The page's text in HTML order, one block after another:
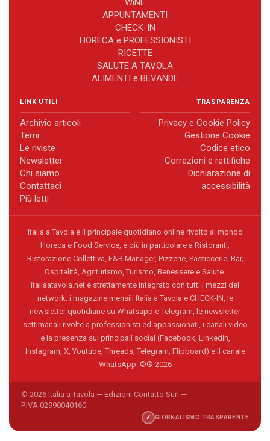
WiNE
APPUNTAMENTI
CHECK-IN
HORECA e PROFESSIONISTI
RICETTE
SALUTE A TAVOLA
ALIMENTI e BEVANDE
LINK UTILI
Archivio articoli
Temi
Le riviste
Newsletter
Chi siamo
Contattaci
Più letti
TRASPARENZA
Privacy e Cookie Policy
Gestione Cookie
Codice etico
Correzioni e rettifiche
Dichiarazione di
accessibilità
Italia a Tavola è il principale quotidiano online rivolto al mondo
Horeca e Food Service, e più in particolare a Ristoranti,
Ristorazione Collettiva, F&B Manager, Pizzerie, Pasticcerie, Bar,
Ospitalità, Agriturismo, Turismo, Benessere e Salute.
italiaatavola.net è strettamente integrato con tutti i mezzi del
network: i magazine mensili Italia a Tavola e CHECK-IN, le
newsletter quotidiane su Whatsapp e Telegram, le newsletter
settimanali rivolte a professionisti ed appassionati, i canali video
e la presenza sui principali social (Facebook, Linkedin,
Instagram, X, Youtube, Threads, Telegram, Flipboard) e il canale
WhatsApp. ©® 2026
© 2026 Italia a Tavola — Edizioni Contatto Surl —
P.IVA 02990040160
✓ GIORNALISMO TRASPARENTE